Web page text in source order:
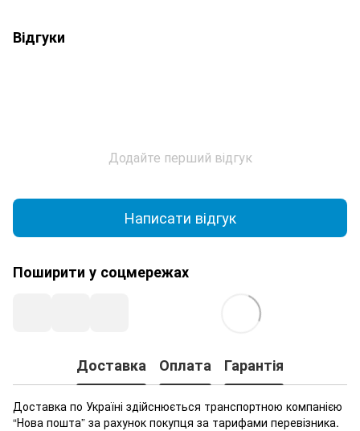
Відгуки
Додайте перший відгук
Написати відгук
Поширити у соцмережах
Доставка Оплата Гарантія
Доставка по Україні здійснюється транспортною компанією
“Нова пошта” за рахунок покупця за тарифами перевізника.